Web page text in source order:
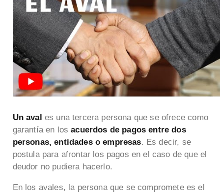
Un aval es una tercera persona que se ofrece como
garantía en losacuerdos de pagos entre dos
personas, entidades o empresas. Es decir, se
postula para afrontar los pagos en el caso de que el
deudor no pudiera hacerlo.
En los avales, la persona que se compromete es el